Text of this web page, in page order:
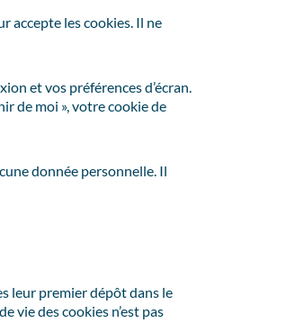
accepte les cookies. Il ne
et vos préférences d’écran.
de moi », votre cookie de
donnée personnelle. Il
leur premier dépôt dans le
vie des cookies n’est pas